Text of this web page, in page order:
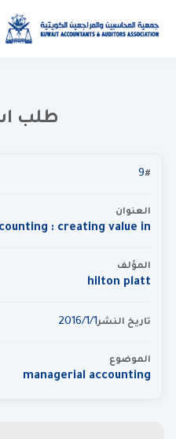
طلب
#
9
العنوان
: creating value in …
المؤلف
hilton platt
تاريخ النشر1‏‏/1‏‏/2016
الموضوع
managerial accounting